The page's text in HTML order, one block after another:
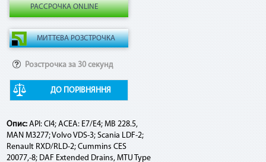
РАССРОЧКА ONLINE
Розстрочка за 30 секунд
ДО ПОРІВНЯННЯ
Опис: API: CI4; ACEA: E7/E4; MB 228.5,
MAN M3277; Volvo VDS-3; Scania LDF-2;
Renault RXD/RLD-2; Сummins CES
20077,-8; DAF Extended Drains, MTU Type
В случае досрочного погашения взимается 2,9% от общей
Например:
Договор по «Мгновенной рассрочке» оформлен на 10
платежей на сумму 10 000 грн. По списанию третьего
этом сумма платежа составит: остаток задолженности (10
000 грн - 3 * 1 000 грн) + комиссия 2,9 % (10 000 грн * 2,9 %) =
7 290 грн.